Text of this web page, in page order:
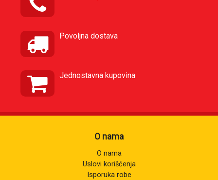
Povoljna dostava
Jednostavna kupovina
O nama
O nama
Uslovi korišćenja
Isporuka robe